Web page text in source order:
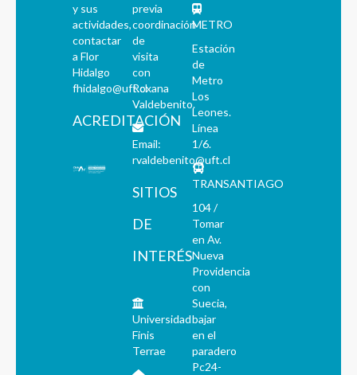
y sus
actividades,
contactar
a Flor
Hidalgo
fhidalgo@uft.cl
ACREDITACIÓN
previa
coordinación
de
visita
con
Roxana
Valdebenito.
Email:
rvaldebenito@uft.cl
SITIOS
DE
INTERÉS
Universidad
Finis
Terrae
METRO
Estación
de
Metro
Los
Leones.
Línea
1/6.
TRANSANTIAGO
104 /
Tomar
en Av.
Nueva
Providencia
con
Suecia,
bajar
en el
paradero
Pc24-